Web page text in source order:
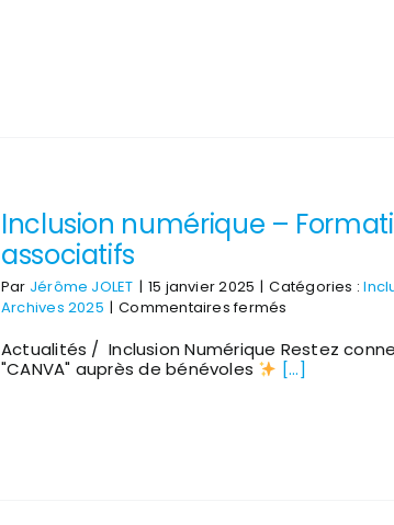
Inclusion numérique –
associatifs
Par Jérôme JOLET | 15 janvier 2025 | Catégories :
Archives 2025 | Commentaires fermés
numérique
–
Actualités / Inclusion Numérique Restez
"CANVA" auprès de bénévoles
[...]